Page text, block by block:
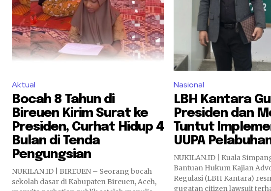
Aktual
Bocah 8 Tahun di
Bireuen Kirim Surat ke
Presiden, Curhat Hidup 4
Bulan di Tenda
Pengungsian
NUKILAN.ID | BIREUEN – Seorang bocah
sekolah dasar di Kabupaten Bireuen, Aceh,
Nasional
LBH Kantara
Presiden dan
Tuntut
UUPA
NUKILAN.ID | Kuala
Bantuan Hukum Kajian
Regulasi (LBH Kantara)
gugatan citizen lawsuit